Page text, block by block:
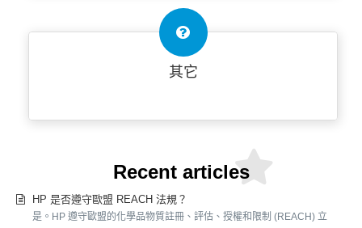
其它
Recent articles
HP 是否遵守歐盟 REACH 法規？
是。HP 遵守歐盟的化學品物質註冊、評估、授權和限制 (REACH) 立